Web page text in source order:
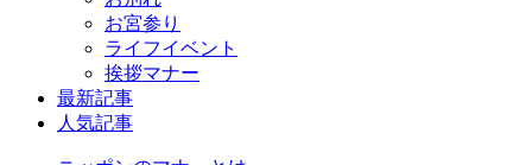
お宮参り
ライフイベント
挨拶マナー
最新記事
人気記事